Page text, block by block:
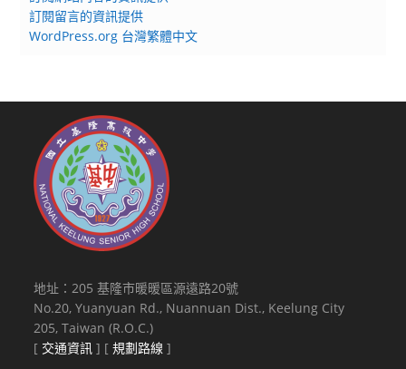
訂閱留言的資訊提供
WordPress.org 台灣繁體中文
地址：205 基隆市暖暖區源遠路20號
No.20, Yuanyuan Rd., Nuannuan Dist., Keelung City
205, Taiwan (R.O.C.)
[ 交通資訊 ] [規劃路線 ]